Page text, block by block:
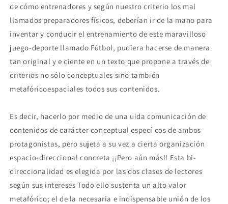
de cómo entrenadores y según nuestro criterio los mal
llamados preparadores físicos, deberían ir de la mano para
inventar y conducir el entrenamiento de este maravilloso
juego-deporte llamado Fútbol, pudiera hacerse de manera
tan original y e ciente en un texto que propone a través de
criterios no sólo conceptuales sino también
metafóricoespaciales todos sus contenidos.
Es decir, hacerlo por medio de una uida comunicación de
contenidos de carácter conceptual especí cos de ambos
protagonistas, pero sujeta a su vez a cierta organización
espacio-direccional concreta ¡¡Pero aún más!! Esta bi-
direccionalidad es elegida por las dos clases de lectores
según sus intereses Todo ello sustenta un alto valor
metafórico; el de la necesaria e indispensable unión de los